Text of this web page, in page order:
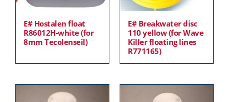
E# Hostalen float
R86012H-white (for
8mm Tecolenseil)
E# Breakwater disc
110 yellow (for Wave
Killer floating lines
R771165)